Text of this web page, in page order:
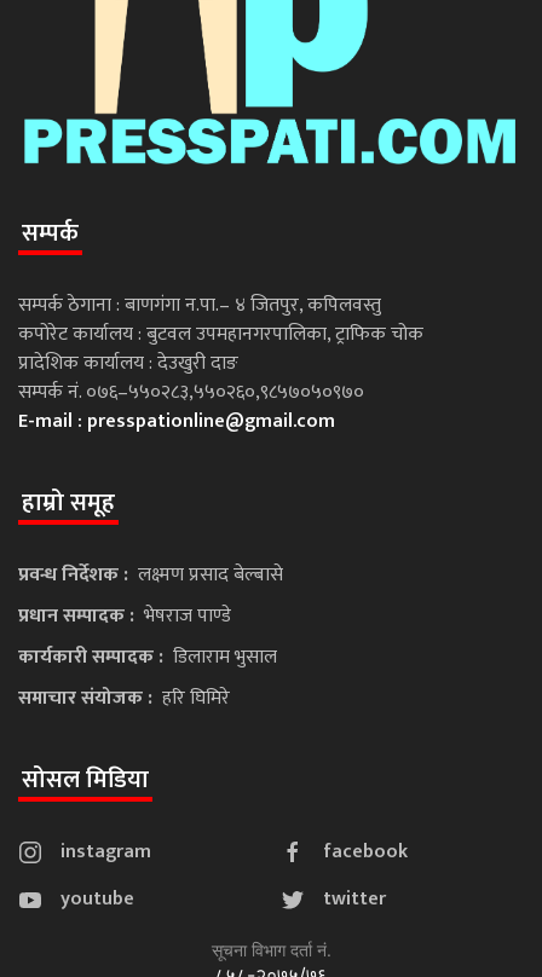
सम्पर्क
सम्पर्क ठेगाना : बाणगंगा न.पा.– ४ जितपुर, कपिलवस्तु
कपोरेट कार्यालय : बुटवल उपमहानगरपालिका, ट्राफिक चोक
प्रादेशिक कार्यालय : देउखुरी दाङ
सम्पर्क नं. ०७६–५५०२८३,५५०२६०,९८५७०५०९७०
E-mail : presspationline@gmail.com
हाम्रो समूह
प्रवन्ध निर्देशक : लक्ष्मण प्रसाद बेल्बासे
प्रधान सम्पादक : भेषराज पाण्डे
कार्यकारी सम्पादक : डिलाराम भुसाल
समाचार संयोजक : हरि घिमिरे
सोसल मिडिया
instagram
facebook
youtube
twitter
सूचना विभाग दर्ता नं.